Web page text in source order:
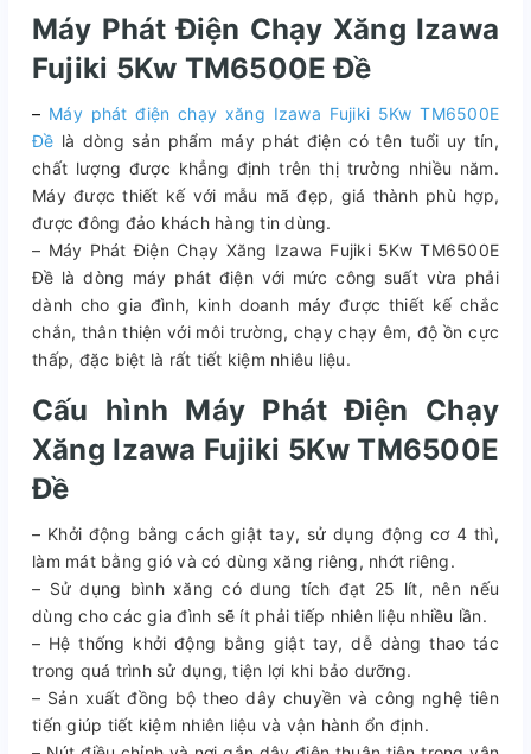
Máy Phát Điện Chạy Xăng Izawa
Fujiki 5Kw TM6500E Đề
– Máy phát điện chạy xăng Izawa Fujiki 5Kw TM6500E
Đề là dòng sản phẩm máy phát điện có tên tuổi uy tín,
chất lượng được khẳng định trên thị trường nhiều năm.
Máy được thiết kế với mẫu mã đẹp, giá thành phù hợp,
được đông đảo khách hàng tin dùng.
– Máy Phát Điện Chạy Xăng Izawa Fujiki 5Kw TM6500E
Đề là dòng máy phát điện với mức công suất vừa phải
dành cho gia đình, kinh doanh máy được thiết kế chắc
chắn, thân thiện với môi trường, chạy chạy êm, độ ồn cực
thấp, đặc biệt là rất tiết kiệm nhiêu liệu.
Cấu hình Máy Phát Điện Chạy
Xăng Izawa Fujiki 5Kw TM6500E
Đề
– Khởi động bằng cách giật tay, sử dụng động cơ 4 thì,
làm mát bằng gió và có dùng xăng riêng, nhớt riêng.
– Sử dụng bình xăng có dung tích đạt 25 lít, nên nếu
dùng cho các gia đình sẽ ít phải tiếp nhiên liệu nhiều lần.
– Hệ thống khởi động bằng giật tay, dễ dàng thao tác
trong quá trình sử dụng, tiện lợi khi bảo dưỡng.
– Sản xuất đồng bộ theo dây chuyền và công nghệ tiên
tiến giúp tiết kiệm nhiên liệu và vận hành ổn định.